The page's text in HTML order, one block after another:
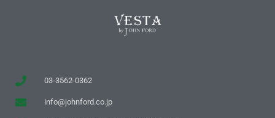
03-3562-0362
info@johnford.co.jp